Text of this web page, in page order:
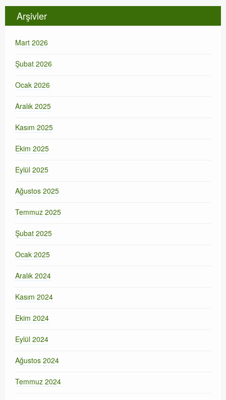
Arşivler
Mart 2026
Şubat 2026
Ocak 2026
Aralık 2025
Kasım 2025
Ekim 2025
Eylül 2025
Ağustos 2025
Temmuz 2025
Şubat 2025
Ocak 2025
Aralık 2024
Kasım 2024
Ekim 2024
Eylül 2024
Ağustos 2024
Temmuz 2024